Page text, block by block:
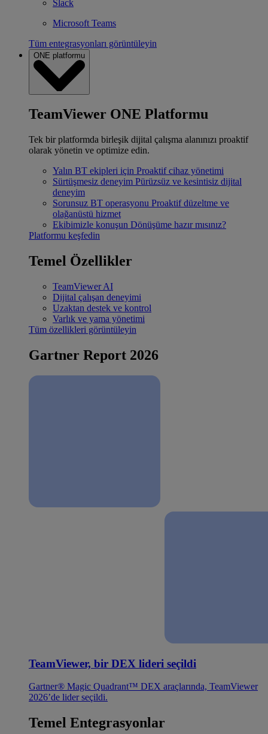
Slack
Microsoft Teams
Tüm entegrasyonları görüntüleyin
ONE platformu
TeamViewer ONE Platformu
Tek bir platformda birleşik dijital çalışma alanınızı proaktif
olarak yönetin ve optimize edin.
Yalın BT ekipleri için Proaktif cihaz yönetimi
Sürtüşmesiz deneyim Pürüzsüz ve kesintisiz dijital
deneyim
Sorunsuz BT operasyonu Proaktif düzeltme ve
olağanüstü hizmet
Ekibimizle konuşun Dönüşüme hazır mısınız?
Platformu keşfedin
Temel Özellikler
TeamViewer AI
Dijital çalışan deneyimi
Uzaktan destek ve kontrol
Varlık ve yama yönetimi
Tüm özellikleri görüntüleyin
Gartner Report 2026
TeamViewer, bir DEX lideri seçildi
Gartner® Magic Quadrant™ DEX araçlarında, TeamViewer
2026’de lider seçildi.
Temel Entegrasyonlar